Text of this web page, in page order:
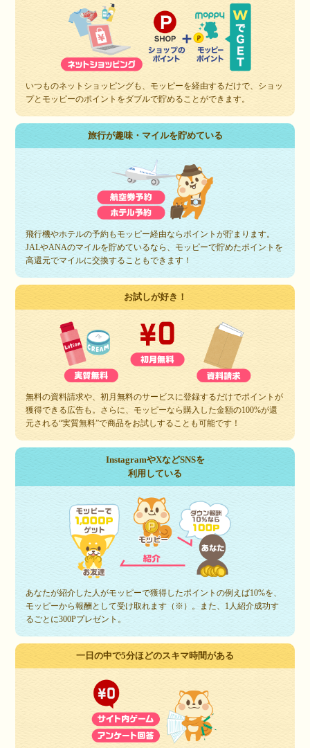
いつものネットショッピングも、モッピーを経由するだけで、ショッ
プとモッピーのポイントをダブルで貯めることができます。
旅行が趣味・マイルを貯めている
飛行機やホテルの予約もモッピー経由ならポイントが貯まります。
JALやANAのマイルを貯めているなら、モッピーで貯めたポイントを
高還元でマイルに交換することもできます！
お試しが好き！
無料の資料請求や、初月無料のサービスに登録するだけでポイントが
獲得できる広告も。さらに、モッピーなら購入した金額の100%が還
元される“実質無料”で商品をお試しすることも可能です！
InstagramやXなどSNSを
利用している
あなたが紹介した人がモッピーで獲得したポイントの例えば10%を、
モッピーから報酬として受け取れます（※）。また、1人紹介成功す
るごとに300Pプレゼント。
一日の中で5分ほどのスキマ時間がある